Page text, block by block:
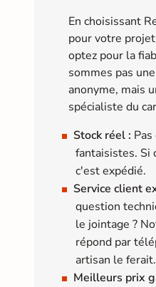
En choisissant
pour votre
optez pour la
sommes pas
anonyme, mais
spécialiste du
Stock réel :
fantaisistes. Si
c'est expédié.
Service client
question
le jointage ?
répond par
artisan le ferait.
Meilleurs prix